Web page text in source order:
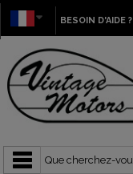
BESOIN D'AIDE ?